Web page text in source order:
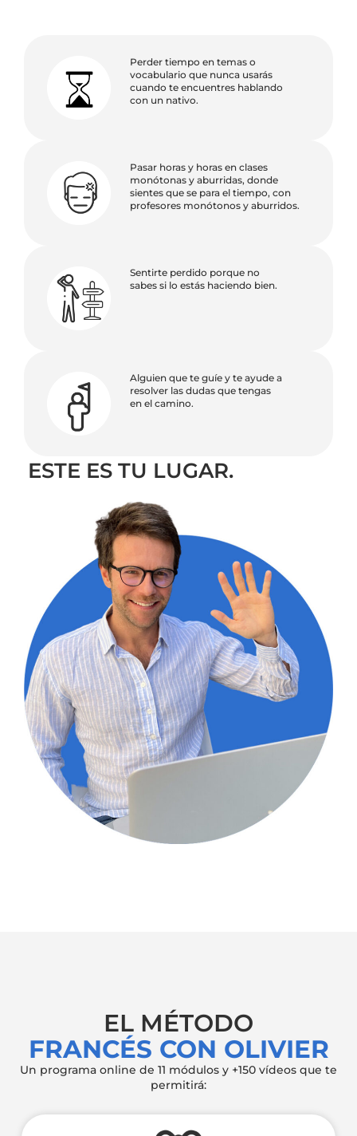
Perder tiempo en temas o
vocabulario que nunca usarás
cuando te encuentres hablando
con un nativo.
Pasar horas y horas en clases
monótonas y aburridas, donde
sientes que se para el tiempo, con
profesores monótonos y aburridos.
Sentirte perdido porque no
sabes si lo estás haciendo bien.
Alguien que te guíe y te ayude a
resolver las dudas que tengas
en el camino.
ESTE ES TU LUGAR.
EL MÉTODO
FRANCÉS CON OLIVIER
Un programa online de 11 módulos y +150 vídeos que te
permitirá: